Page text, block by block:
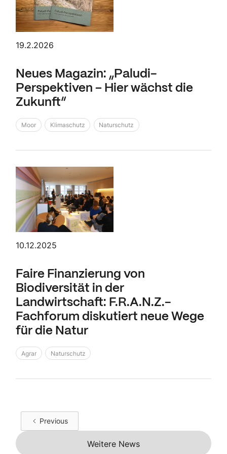
19.2.2026
Neues Magazin: „Paludi-
Perspektiven – Hier wächst die
Zukunft“
Moor Klimaschutz Naturschutz
10.12.2025
Faire Finanzierung von
Biodiversität in der
Landwirtschaft: F.R.A.N.Z.-
Fachforum diskutiert neue Wege
für die Natur
Agrar Naturschutz
Previous
Weitere News